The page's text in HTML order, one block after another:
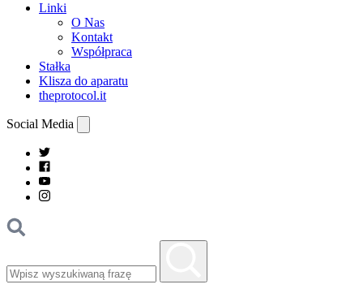
Linki
O Nas
Kontakt
Współpraca
Stałka
Klisza do aparatu
theprotocol.it
Social Media